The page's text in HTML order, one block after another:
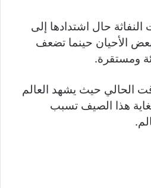
النفاثة حال اشتدادها إلى
الأحيان حينما تضعف
ومستقرة.
الحالي حيث يشهد العالم
هذا الصيف تسبب